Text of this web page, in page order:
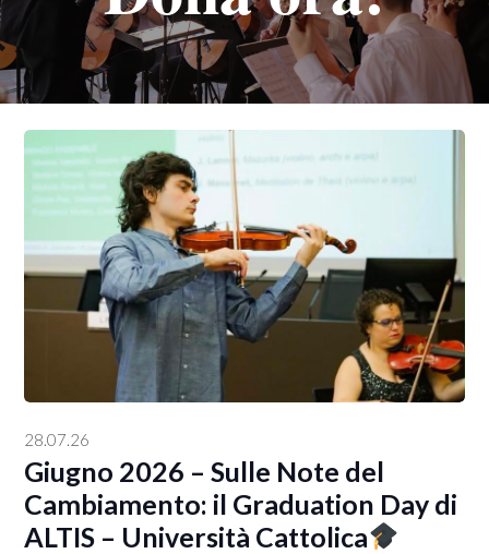
28.07.26
Giugno 2026 – Sulle Note del
Cambiamento: il Graduation Day di
ALTIS – Università Cattolica